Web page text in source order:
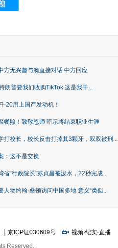
方无兴趣与澳直接对话 中方回应
朗普要我们收购TikTok 这是我干...
-20用上国产发动机！
餐照！致敬恩师 暗示将结束职业生涯
打校长，校长反击打掉其3颗牙，双双被刑...
：这不是交换
省“行政院长”苏贞昌被泼水，22秒完成...
人物约翰·桑顿访问中国多地 意义“类似...
京ICP证030609号 视频·纪实·直播
Reserved.